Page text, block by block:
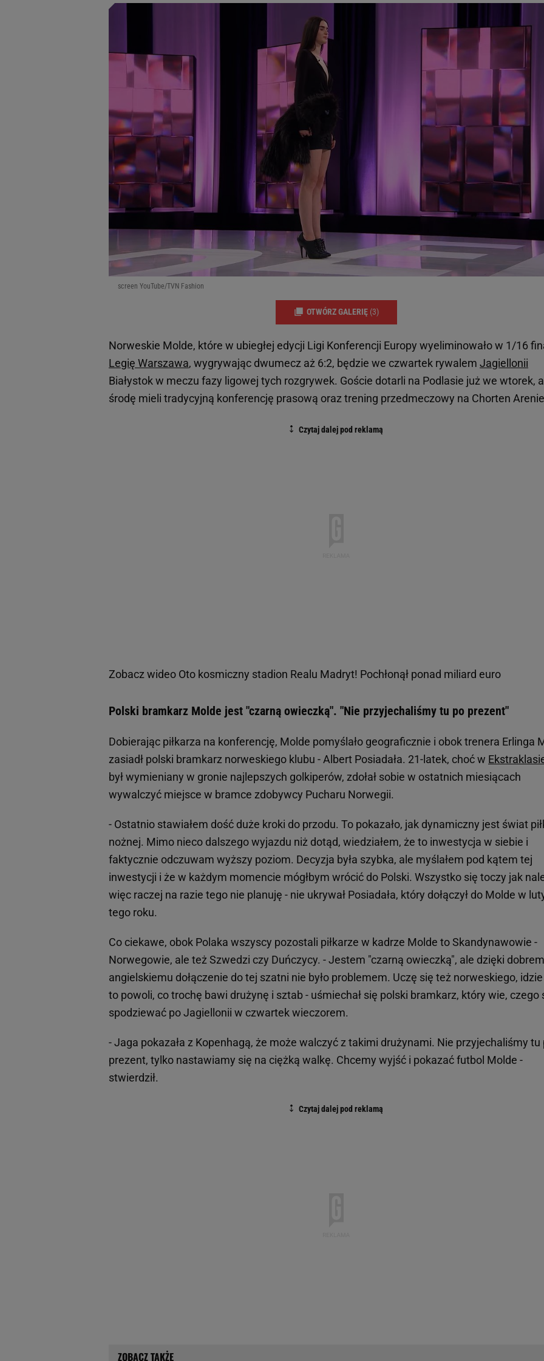
screen YouTube/TVN Fashion
OTWÓRZ GALERIĘ (3)
Norweskie Molde, które w ubiegłej edycji Ligi Konferencji Europy wyeliminowało w 1/16
Legię Warszawa, wygrywając dwumecz aż 6:2, będzie we czwartek rywalem Jagiellonii
Białystok w meczu fazy ligowej tych rozgrywek. Goście dotarli na Podlasie już we wtorek,
środę mieli tradycyjną konferencję prasową oraz trening przedmeczowy na Chorten
Zobacz wideo Oto kosmiczny stadion Realu Madryt! Pochłonął ponad miliard euro
Polski bramkarz Molde jest "czarną owieczką". "Nie przyjechaliśmy tu po prezent"
Dobierając piłkarza na konferencję, Molde pomyślało geograficznie i obok trenera Erlinga
zasiadł polski bramkarz norweskiego klubu - Albert Posiadała. 21-latek, choć w
był wymieniany w gronie najlepszych golkiperów, zdołał sobie w ostatnich miesiącach
wywalczyć miejsce w bramce zdobywcy Pucharu Norwegii.
- Ostatnio stawiałem dość duże kroki do przodu. To pokazało, jak dynamiczny jest świat
nożnej. Mimo nieco dalszego wyjazdu niż dotąd, wiedziałem, że to inwestycja w siebie i
faktycznie odczuwam wyższy poziom. Decyzja była szybka, ale myślałem pod kątem tej
inwestycji i że w każdym momencie mógłbym wrócić do Polski. Wszystko się toczy jak
więc raczej na razie tego nie planuję - nie ukrywał Posiadała, który dołączył do Molde w
tego roku.
Co ciekawe, obok Polaka wszyscy pozostali piłkarze w kadrze Molde to Skandynawowie -
Norwegowie, ale też Szwedzi czy Duńczycy. - Jestem "czarną owieczką", ale dzięki
angielskiemu dołączenie do tej szatni nie było problemem. Uczę się też norweskiego,
to powoli, co trochę bawi drużynę i sztab - uśmiechał się polski bramkarz, który wie, czego
spodziewać po Jagiellonii w czwartek wieczorem.
- Jaga pokazała z Kopenhagą, że może walczyć z takimi drużynami. Nie przyjechaliśmy tu
prezent, tylko nastawiamy się na ciężką walkę. Chcemy wyjść i pokazać futbol Molde -
stwierdził.